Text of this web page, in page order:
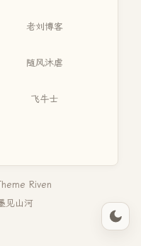
老刘博客
随风沐虐
飞牛士
Riven
见山河